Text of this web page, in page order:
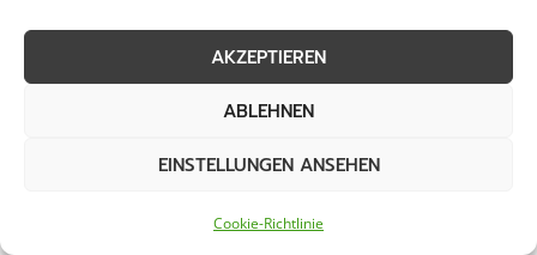
AKZEPTIEREN
ABLEHNEN
EINSTELLUNGEN ANSEHEN
Cookie-Richtlinie
und Umweltschäden noch mehr an Bedeutung.
Kommunen und Städte in der Region erkennen
die langfristigen Vorteile einer regelmäßigen
Dachimprägnierung, um teure Reparaturen
Investition in den Schutz des Dachs zahlt sich